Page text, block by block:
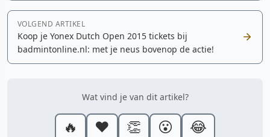
VOLGEND ARTIKEL
Koop je Yonex Dutch Open 2015 tickets bij
badmintonline.nl: met je neus bovenop de actie!
Wat vind je van dit artikel?
🔥 ❤️ 👏 😮 😂